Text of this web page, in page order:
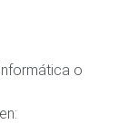
o